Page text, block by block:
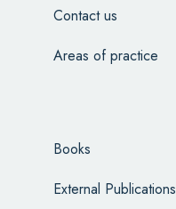
Contact us
Areas of practice
Books
External Publications